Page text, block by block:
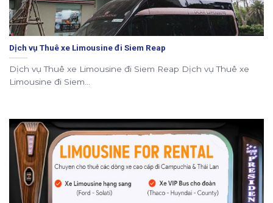
Dịch vụ Thuê xe Limousine đi Siem Reap
Dịch vụ Thuê xe Limousine đi Siem Reap Dịch vụ Thuê xe
Limousine đi Siem...